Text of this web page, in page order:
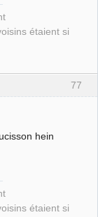
étaient si
77
hein
étaient si